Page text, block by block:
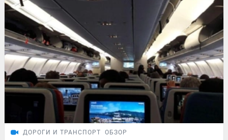
ДОРОГИ И ТРАНСПОРТ ОБЗОР